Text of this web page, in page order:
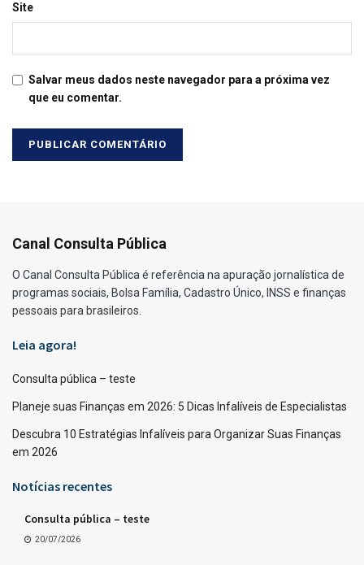
Site
Salvar meus dados neste navegador para a próxima vez
que eu comentar.
Canal Consulta Pública
O Canal Consulta Pública é referência na apuração jornalística de
programas sociais, Bolsa Família, Cadastro Único, INSS e finanças
pessoais para brasileiros.
Leia agora!
Consulta pública – teste
Planeje suas Finanças em 2026: 5 Dicas Infalíveis de Especialistas
Descubra 10 Estratégias Infalíveis para Organizar Suas Finanças
em 2026
Notícias recentes
Consulta pública – teste
20/07/2026